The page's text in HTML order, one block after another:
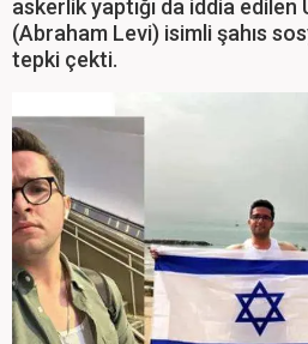
askerlik yaptığı da iddia
(Abraham Levi) isimli şahıs
tepki çekti.